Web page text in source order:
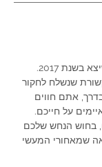
אוטלסט 2 הוא משחק וידאו מסוג גורל ואימה שיצא בשנת 2017.
שנשלח לחקור
אתם חווים
על חייכם.
בחוש הנחש שלכם
שמאחורי המעשי